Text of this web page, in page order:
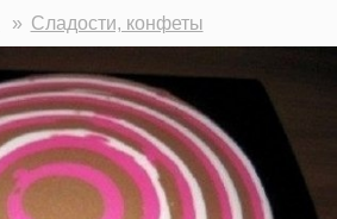
Сладости, конфеты